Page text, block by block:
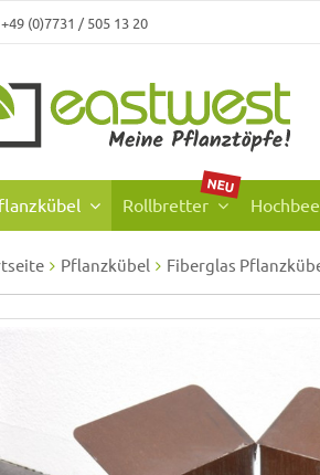
+49 (0)7731 / 505 13 20
Rollbretter
NEU
Pflanzkübel Fiberglas